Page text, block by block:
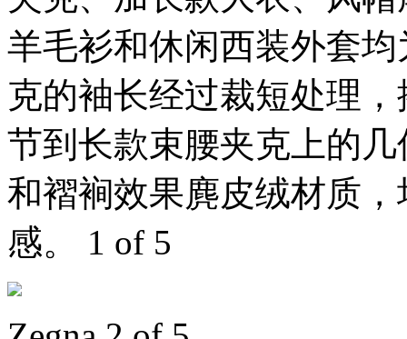
羊毛衫和休闲西装外套
克的袖长经过裁短处理
节到长款束腰夹克上的
和褶裥效果麂皮绒材质
感。 1 of 5